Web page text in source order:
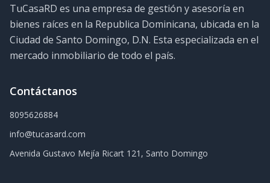
TuCasaRD es una empresa de gestión y asesoría en
bienes raíces en la Republica Dominicana, ubicada en la
Ciudad de Santo Domingo, D.N. Esta especializada en el
mercado inmobiliario de todo el país.
Contáctanos
8095626884
info@tucasard.com
Avenida Gustavo Mejía Ricart 121, Santo Domingo